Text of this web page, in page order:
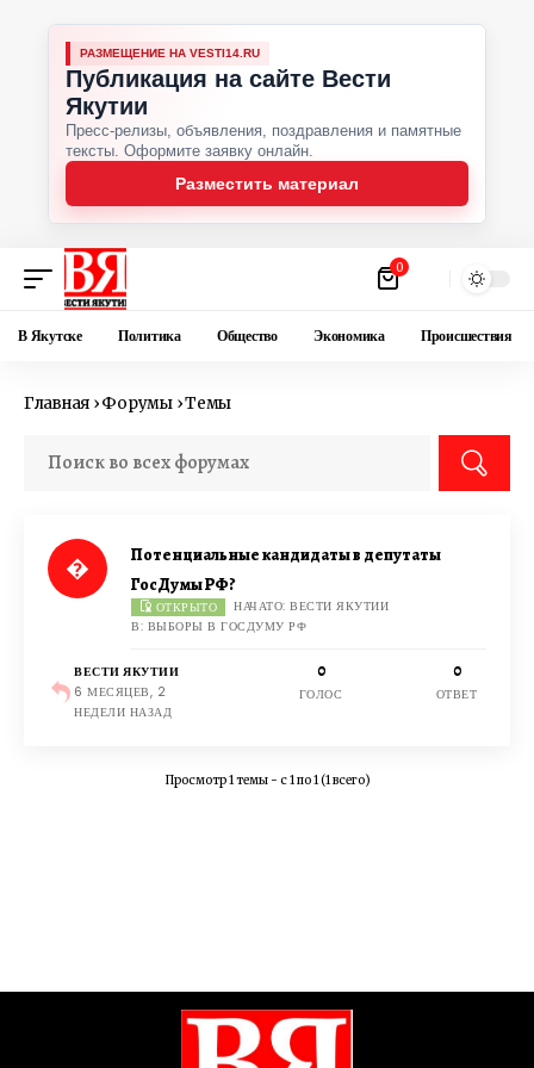
РАЗМЕЩЕНИЕ НА VESTI14.RU
Публикация на сайте Вести
Якутии
Пресс-релизы, объявления, поздравления и памятные
тексты. Оформите заявку онлайн.
Разместить материал
0
В Якутске Политика Общество Экономика Происшествия
Главная ›Форумы ›Темы
Потенциальные кандидаты в депутаты
ГосДумы РФ?
ОТКРЫТО
НАЧАТО: ВЕСТИ ЯКУТИИ
В: ВЫБОРЫ В ГОСДУМУ РФ
ВЕСТИ ЯКУТИИ
6 МЕСЯЦЕВ, 2
НЕДЕЛИ НАЗАД
0
ГОЛОС
0
ОТВЕТ
Просмотр 1 темы - с 1 по 1 (1 всего)